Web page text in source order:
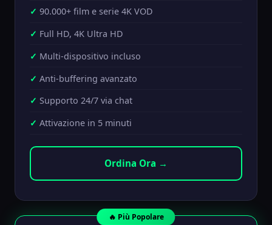
90.000+ film e serie 4K VOD
Full HD, 4K Ultra HD
Multi-dispositivo incluso
Anti-buffering avanzato
Supporto 24/7 via chat
Attivazione in 5 minuti
Ordina Ora →
🔥 Più Popolare